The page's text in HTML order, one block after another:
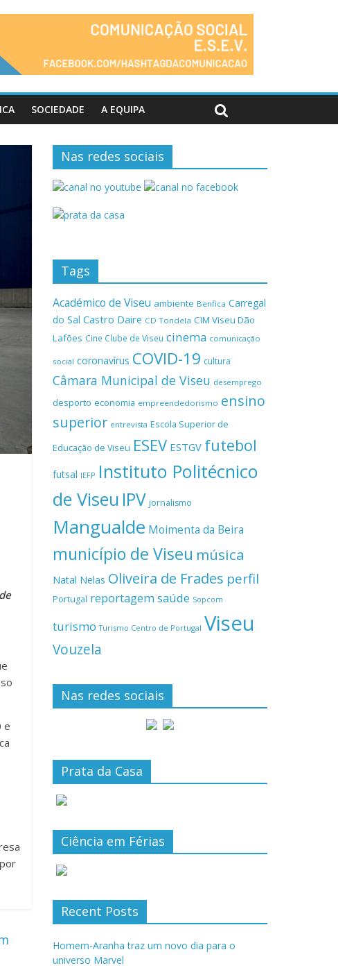
SOCIEDADE A EQUIPA
e
Nas redes sociais
Tags
Académico de Viseu ambiente Benfica Carregal
do Sal Castro Daire CD Tondela CIM Viseu Dão
Lafões Cine Clube de Viseu cinema comunicação
social coronavírus COVID-19 cultura
Câmara Municipal de Viseu desemprego
desporto economia empreendedorismo ensino
superior entrevista Escola Superior de
Educação de Viseu ESEV ESTGV futebol
futsal IEFP Instituto Politécnico
de Viseu IPV jornalismo
Mangualde Moimenta da Beira
município de Viseu música
Natal Nelas Oliveira de Frades perfil
Portugal reportagemsaúde Sopcom
turismo Turismo Centro de Portugal Viseu
Vouzela
Nas redes sociais
Prata da Casa
Ciência em Férias
Recent Posts
Homem-Aranha traz um novo dia para o
universo Marvel